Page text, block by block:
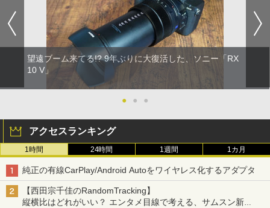
望遠ブーム来てる!? 9年ぶりに大復活した、ソニー「RX
10 V」
● ● ●
アクセスランキング
1時間 24時間 1週間 1カ月
純正の有線CarPlay/Android Autoをワイヤレス化するアダプタ
【西田宗千佳のRandomTracking】
縦横比はどれがいい？ エンタメ目線で考える、サムスン新